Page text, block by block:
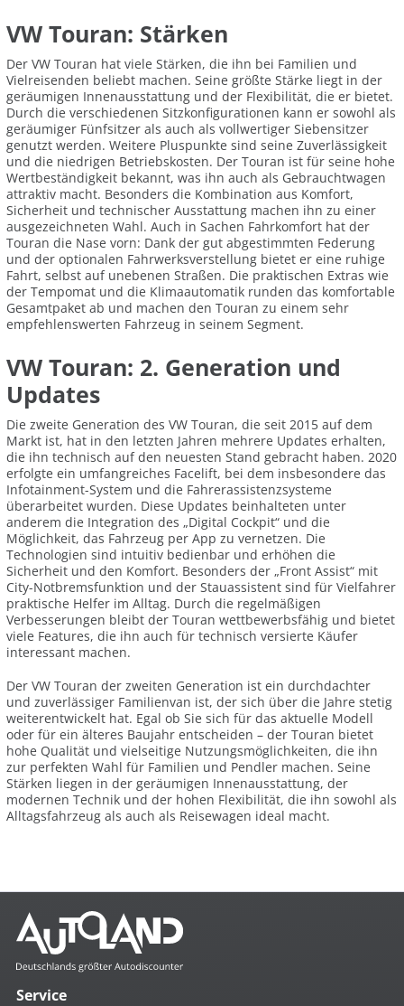
VW Touran: Stärken
Der VW Touran hat viele Stärken, die ihn bei Familien und
Vielreisenden beliebt machen. Seine größte Stärke liegt in der
geräumigen Innenausstattung und der Flexibilität, die er bietet.
Durch die verschiedenen Sitzkonfigurationen kann er sowohl als
geräumiger Fünfsitzer als auch als vollwertiger Siebensitzer
genutzt werden. Weitere Pluspunkte sind seine Zuverlässigkeit
und die niedrigen Betriebskosten. Der Touran ist für seine hohe
Wertbeständigkeit bekannt, was ihn auch als Gebrauchtwagen
attraktiv macht. Besonders die Kombination aus Komfort,
Sicherheit und technischer Ausstattung machen ihn zu einer
ausgezeichneten Wahl. Auch in Sachen Fahrkomfort hat der
Touran die Nase vorn: Dank der gut abgestimmten Federung
und der optionalen Fahrwerksverstellung bietet er eine ruhige
Fahrt, selbst auf unebenen Straßen. Die praktischen Extras wie
der Tempomat und die Klimaautomatik runden das komfortable
Gesamtpaket ab und machen den Touran zu einem sehr
empfehlenswerten Fahrzeug in seinem Segment.
VW Touran: 2. Generation und
Updates
Die zweite Generation des VW Touran, die seit 2015 auf dem
Markt ist, hat in den letzten Jahren mehrere Updates erhalten,
die ihn technisch auf den neuesten Stand gebracht haben. 2020
erfolgte ein umfangreiches Facelift, bei dem insbesondere das
Infotainment-System und die Fahrerassistenzsysteme
überarbeitet wurden. Diese Updates beinhalteten unter
anderem die Integration des „Digital Cockpit“ und die
Möglichkeit, das Fahrzeug per App zu vernetzen. Die
Technologien sind intuitiv bedienbar und erhöhen die
Sicherheit und den Komfort. Besonders der „Front Assist“ mit
City-Notbremsfunktion und der Stauassistent sind für Vielfahrer
praktische Helfer im Alltag. Durch die regelmäßigen
Verbesserungen bleibt der Touran wettbewerbsfähig und bietet
viele Features, die ihn auch für technisch versierte Käufer
interessant machen.
Der VW Touran der zweiten Generation ist ein durchdachter
und zuverlässiger Familienvan ist, der sich über die Jahre stetig
weiterentwickelt hat. Egal ob Sie sich für das aktuelle Modell
oder für ein älteres Baujahr entscheiden – der Touran bietet
hohe Qualität und vielseitige Nutzungsmöglichkeiten, die ihn
zur perfekten Wahl für Familien und Pendler machen. Seine
Stärken liegen in der geräumigen Innenausstattung, der
modernen Technik und der hohen Flexibilität, die ihn sowohl als
Alltagsfahrzeug als auch als Reisewagen ideal macht.
Service